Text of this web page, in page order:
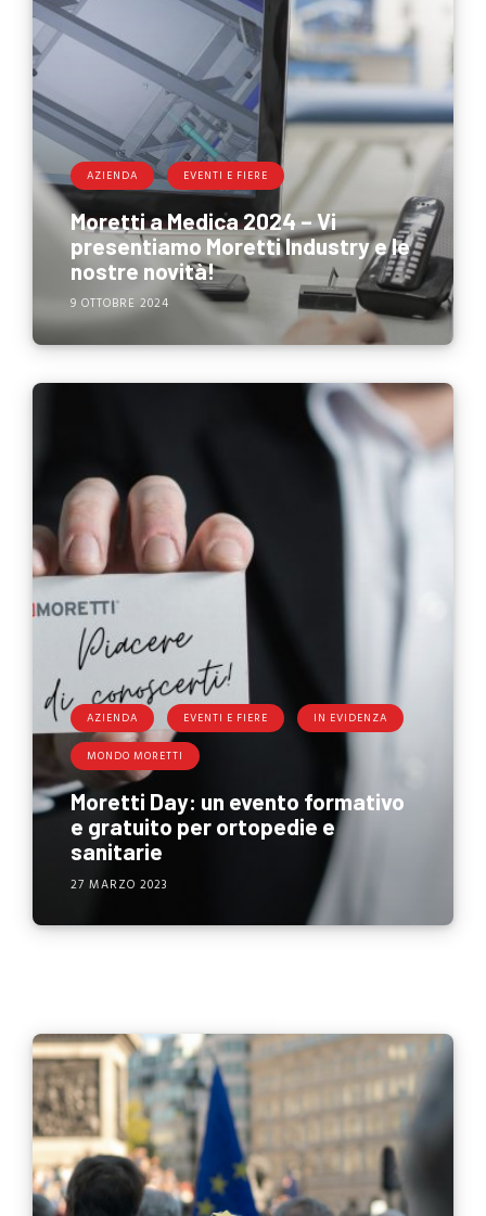
AZIENDA EVENTI E FIERE
Moretti a Medica 2024 – Vi
presentiamo Moretti Industry e le
nostre novità!
9 OTTOBRE 2024
AZIENDA EVENTI E FIERE IN EVIDENZA
MONDO MORETTI
Moretti Day: un evento formativo
e gratuito per ortopedie e
sanitarie
27 MARZO 2023